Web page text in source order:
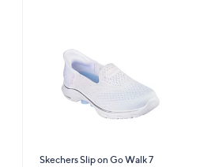
Skechers Slip on Go Walk 7